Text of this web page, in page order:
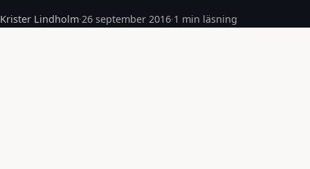
Krister Lindholm·26 september 2016·1 min läsning